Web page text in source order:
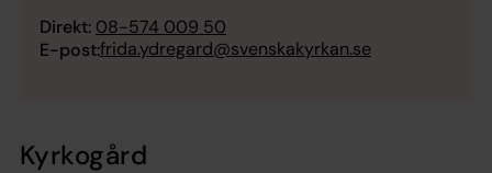
Direkt: 08-574 009 50
E-post:frida.ydregard@svenskakyrkan.se
Kyrkogård